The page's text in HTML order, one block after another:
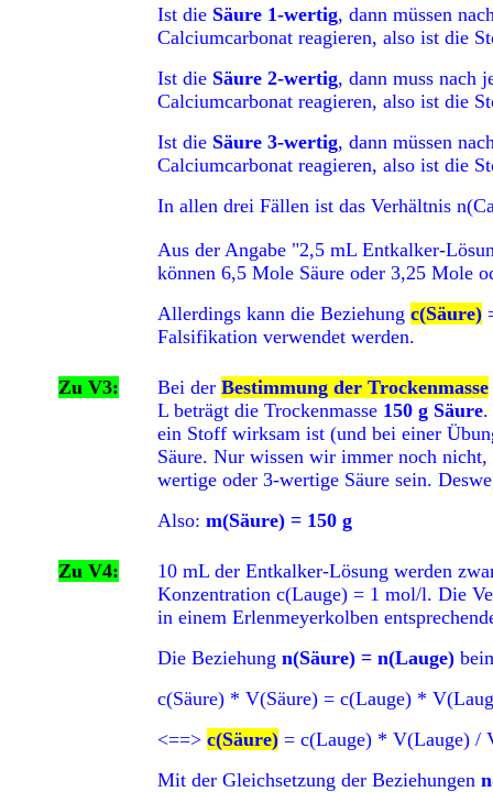
Ist die Säure 1-wertig, dann müssen
Calciumcarbonat reagieren, also ist die
Ist die Säure 2-wertig, dann muss nach
Calciumcarbonat reagieren, also ist die
Ist die Säure 3-wertig, dann müssen
Calciumcarbonat reagieren, also ist die
In allen drei Fällen ist das Verhältnis
Aus der Angabe "2,5 mL Entkalker-
können 6,5 Mole Säure oder 3,25 Mole
Allerdings kann die Beziehung c(Säure)
Falsifikation verwendet werden.
Zu V3: Bei der Bestimmung der Trockenmasse
L beträgt die Trockenmasse 150 g Säure.
ein Stoff wirksam ist (und bei einer
Säure. Nur wissen wir immer noch
wertige oder 3-wertige Säure sein.
Also: m(Säure) = 150 g
Zu V4:
10 mL der Entkalker-Lösung werden
Konzentration c(Lauge) = 1 mol/l. Die
in einem Erlenmeyerkolben
Die Beziehung n(Säure) = n(Lauge)
c(Säure) * V(Säure) = c(Lauge) *
<==> c(Säure) = c(Lauge) * V(Lauge) /
Mit der Gleichsetzung der Beziehungen